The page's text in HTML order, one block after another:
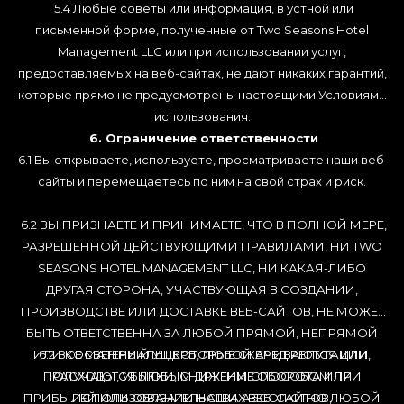
5.4 Любые советы или информация, в устной или
письменной форме, полученные от Two Seasons Hotel
Management LLC или при использовании услуг,
предоставляемых на веб-сайтах, не дают никаких гарантий,
которые прямо не предусмотрены настоящими Условиями
использования.
6. Ограничение ответственности
6.1 Вы открываете, используете, просматриваете наши веб-
сайты и перемещаетесь по ним на свой страх и риск.
6.2 ВЫ ПРИЗНАЕТЕ И ПРИНИМАЕТЕ, ЧТО В ПОЛНОЙ МЕРЕ,
РАЗРЕШЕННОЙ ДЕЙСТВУЮЩИМИ ПРАВИЛАМИ, НИ TWO
SEASONS HOTEL MANAGEMENT LLC, НИ КАКАЯ-ЛИБО
ДРУГАЯ СТОРОНА, УЧАСТВУЮЩАЯ В СОЗДАНИИ,
ПРОИЗВОДСТВЕ ИЛИ ДОСТАВКЕ ВЕБ-САЙТОВ, НЕ МОЖЕТ
БЫТЬ ОТВЕТСТВЕННА ЗА ЛЮБОЙ ПРЯМОЙ, НЕПРЯМОЙ
ИЛИ КОСВЕННЫЙ УЩЕРБ, ЛЮБОЙ ВРЕД РЕПУТАЦИИ,
РАСХОДЫ, УБЫТКИ, СНИЖЕНИЕ ОБОРОТА ИЛИ
ПРИБЫЛЕЙ ИЛИ ОБЯЗАТЕЛЬСТВА АБСОЛЮТНО ЛЮБОЙ
6.2 ВСЕ МАТЕРИАЛЫ, КОТОРЫЕ СКАЧИВАЮТСЯ ИЛИ
ПОЛУЧАЮТСЯ ЛЮБЫМ ДРУГИМ СПОСОБОМ ПРИ
ИСПОЛЬЗОВАНИИ НАШИХ ВЕБ-САЙТОВ,